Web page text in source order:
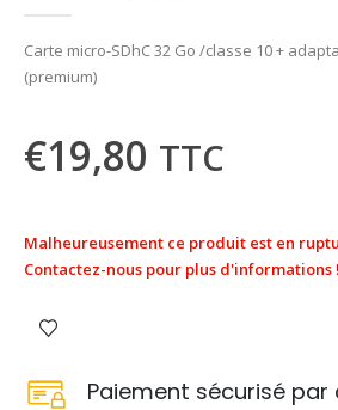
Carte micro-SDhC 32 Go /classe 10 +
(premium)
€19,80 TTC
Malheureusement ce produit est en
Contactez-nous pour plus d'informations !
Paiement sécurisé par